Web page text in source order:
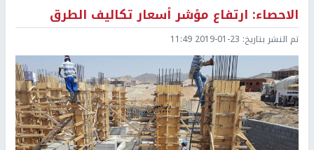
الاحصاء: ارتفاع مؤشر أسعار تكاليف الطرق
تم النشر بتاريخ: 2019-01-23 11:49